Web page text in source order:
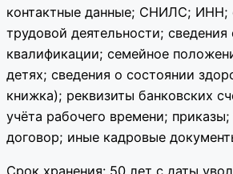
контактные данные; СНИЛС; ИНН;
трудовой деятельности;
квалификации; семейное
детях; сведения о состоянии
книжка); реквизиты банковских
учёта рабочего времени;
договор; иные кадровые
Срок хранения: 50 лет с даты